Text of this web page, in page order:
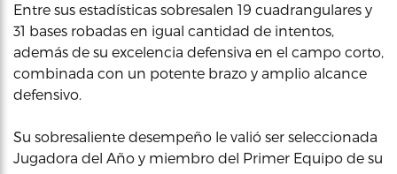
Entre sus estadísticas sobresalen 19 cuadrangulares y
31 bases robadas en igual cantidad de intentos,
además de su excelencia defensiva en el campo corto,
combinada con un potente brazo y amplio alcance
defensivo.
Su sobresaliente desempeño le valió ser seleccionada
Jugadora del Año y miembro del Primer Equipo de su